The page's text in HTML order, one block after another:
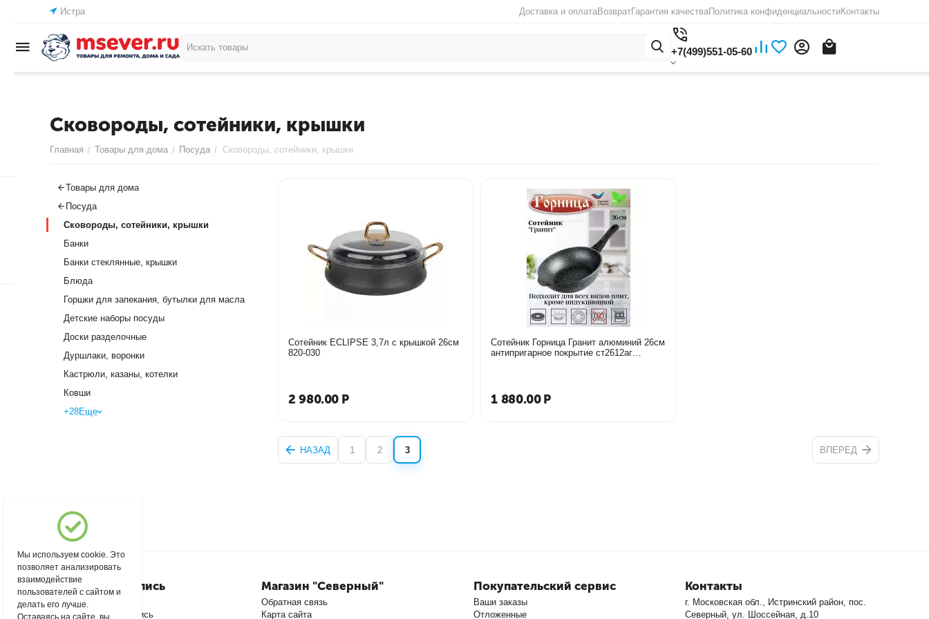
Истра Доставка и оплатаВозвратГарантия качестваПолитика конфиденциальностиКонтакты
+7(499)551-05-60
Сковороды, сотейники, крышки
Главная / Товары для дома / Посуда / Сковороды, сотейники, крышки
Сотейник ECLIPSE 3,7л с крышкой 26см
820-030
2 980.00 Р
Сотейник Горница Гранит алюминий 26см
антипригарное покрытие ст2612аг
1 880.00 Р
НАЗАД 1 2 3 ВПЕРЕД
Товары для дома
Посуда
Сковороды, сотейники, крышки
Банки
Банки стеклянные, крышки
Блюда
Горшки для запекания, бутылки для масла
Детские наборы посуды
Доски разделочные
Дуршлаки, воронки
Кастрюли, казаны, котелки
Ковши
+28Еще
Моя учетная запись
Войти
Создать учетную запись
Магазин "Северный"
Обратная связь
Карта сайта
Покупательский сервис
Ваши заказы
Отложенные
Контакты
г. Московская обл., Истринский район, пос.
Северный, ул. Шоссейная, д.10
Мы используем cookie. Это
позволяет анализировать
взаимодействие
пользователей с сайтом и
делать его лучше.
Оставаясь на сайте, вы